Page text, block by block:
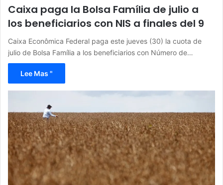
Caixa paga la Bolsa Família de julio a
los beneficiarios con NIS a finales del 9
Caixa Econômica Federal paga este jueves (30) la cuota de
julio de Bolsa Família a los beneficiarios con Número de…
Lee Mas "